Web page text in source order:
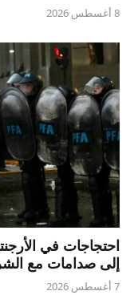
8 أغسطس 2026
احتجاجات في
إلى صدامات مع
7 أغسطس 2026